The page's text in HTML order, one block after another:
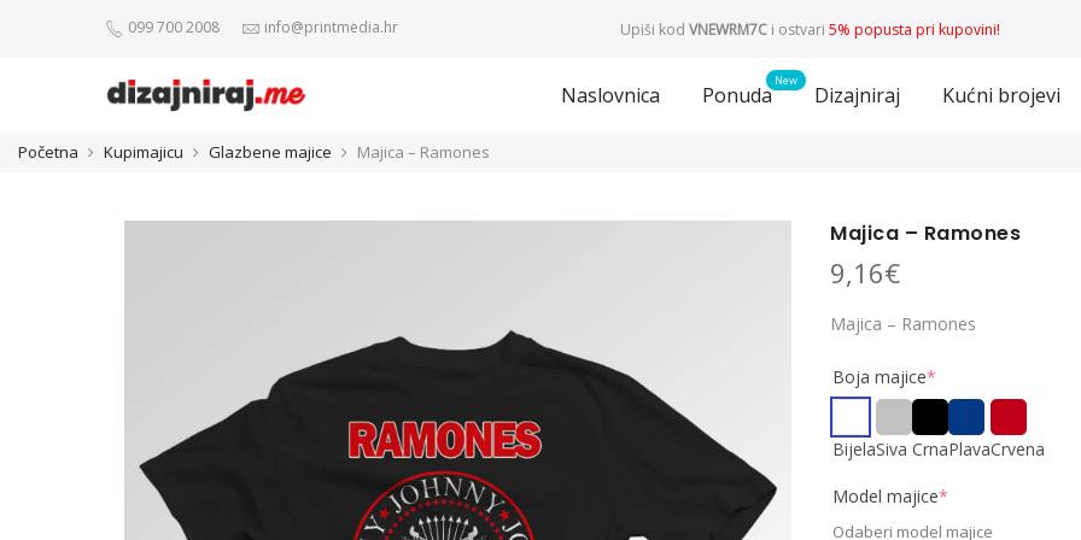
099 700 2008 info@printmedia.hr Upiši kodVNEWRM7C i ostvari5% popusta pri kupovini!
Naslovnica Ponuda Dizajniraj Kućni brojevi
Početna Kupimajicu Glazbene majice Majica – Ramones
Majica – Ramones
9,16€
Majica – Ramones
Boja majice*
BijelaSiva CrnaPlavaCrvena
Model majice*
Odaberi model majice